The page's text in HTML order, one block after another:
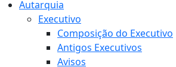
Autarquia
Executivo
Composição do Executivo
Antigos Executivos
Avisos